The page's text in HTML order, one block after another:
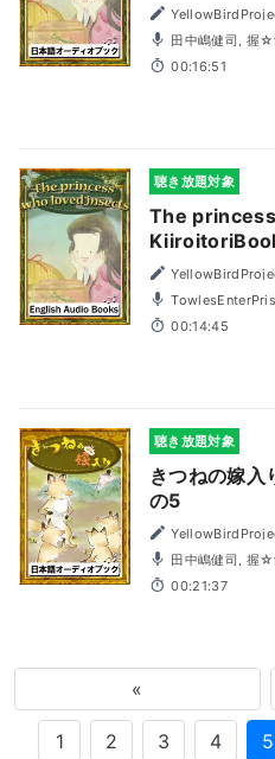
梨
00:16:51
聴き放題対象
The
00:14:45
聴き放題対象
きつねの嫁
の5
田中嶋健司, 握
00:21:37
«
1 2 3 4 5